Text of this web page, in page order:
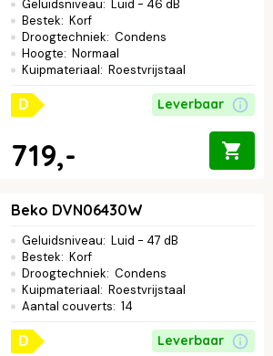
Geluidsniveau: Luid - 46 dB
Bestek: Korf
Droogtechniek: Condens
Hoogte: Normaal
Kuipmateriaal: Roestvrijstaal
D Leverbaar
719,-
Beko DVN06430W
Geluidsniveau: Luid - 47 dB
Bestek: Korf
Droogtechniek: Condens
Kuipmateriaal: Roestvrijstaal
Aantal couverts: 14
D Leverbaar